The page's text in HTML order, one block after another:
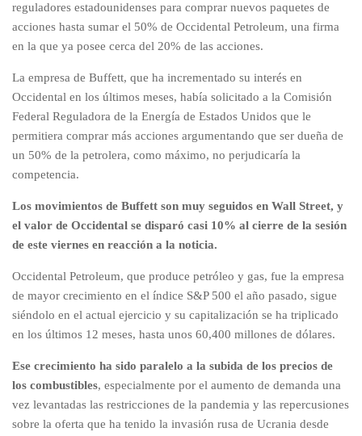
reguladores estadounidenses para comprar nuevos paquetes de
acciones hasta sumar el 50% de Occidental Petroleum, una firma
en la que ya posee cerca del 20% de las acciones.
La empresa de Buffett, que ha incrementado su interés en
Occidental en los últimos meses, había solicitado a la Comisión
Federal Reguladora de la Energía de Estados Unidos que le
permitiera comprar más acciones argumentando que ser dueña de
un 50% de la petrolera, como máximo, no perjudicaría la
competencia.
Los movimientos de Buffett son muy seguidos en Wall Street, y
el valor de Occidental se disparó casi 10% al cierre de la sesión
de este viernes en reacción a la noticia.
Occidental Petroleum, que produce petróleo y gas, fue la empresa
de mayor crecimiento en el índice S&P 500 el año pasado, sigue
siéndolo en el actual ejercicio y su capitalización se ha triplicado
en los últimos 12 meses, hasta unos 60,400 millones de dólares.
Ese crecimiento ha sido paralelo a la subida de los precios de
los combustibles, especialmente por el aumento de demanda una
vez levantadas las restricciones de la pandemia y las repercusiones
sobre la oferta que ha tenido la invasión rusa de Ucrania desde